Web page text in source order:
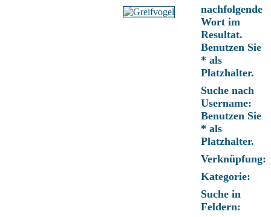
nachfolgende
Wort im
Resultat.
Benutzen Sie
* als
Platzhalter.
Suche nach
Username:
Benutzen Sie
* als
Platzhalter.
Verknüpfung:
Kategorie:
Suche in
Feldern: